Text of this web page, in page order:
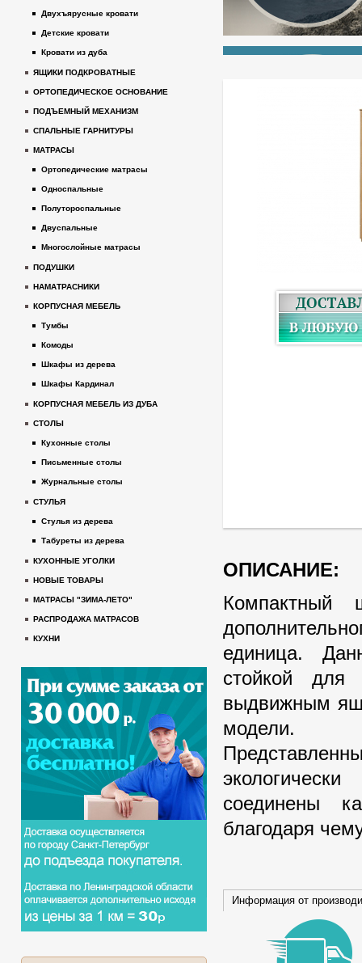
ОПИСАНИЕ:
единица.
стойкой
выдвижным
модели.
соединены
благодаря
Информация от
Двухъярусные кровати
Детские кровати
Кровати из дуба
ЯЩИКИ ПОДКРОВАТНЫЕ
ОРТОПЕДИЧЕСКОЕ ОСНОВАНИЕ
ПОДЪЕМНЫЙ МЕХАНИЗМ
СПАЛЬНЫЕ ГАРНИТУРЫ
МАТРАСЫ
Ортопедические матрасы
Односпальные
Полутороспальные
Двуспальные
Многослойные матрасы
ПОДУШКИ
НАМАТРАСНИКИ
КОРПУСНАЯ МЕБЕЛЬ
Тумбы
Комоды
Шкафы из дерева
Шкафы Кардинал
КОРПУСНАЯ МЕБЕЛЬ ИЗ ДУБА
СТОЛЫ
Кухонные столы
Письменные столы
Журнальные столы
СТУЛЬЯ
Стулья из дерева
Табуреты из дерева
КУХОННЫЕ УГОЛКИ
НОВЫЕ ТОВАРЫ
МАТРАСЫ "ЗИМА-ЛЕТО"
РАСПРОДАЖА МАТРАСОВ
КУХНИ